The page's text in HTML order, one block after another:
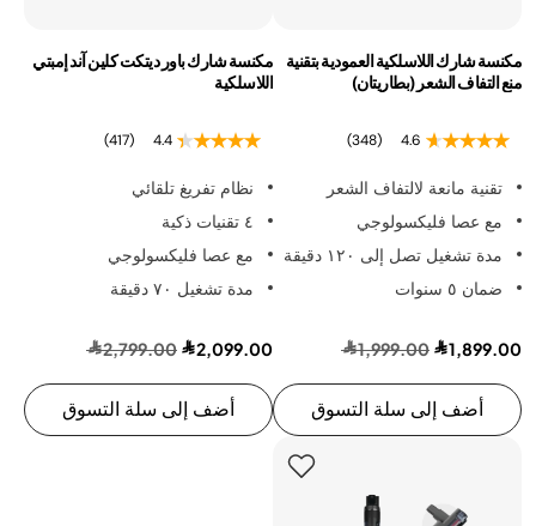
مكنسة شارك اللاسلكية العمودية بتقنية
منع التفاف الشعر (بطاريتان)
4.6
(348)
تقنية مانعة لالتفاف الشعر
مع عصا فليكسولوجي
مدة تشغيل تصل إلى ١٢٠ دقيقة
ضمان ٥ سنوات
1,899.00
1,999.00
أضف إلى سلة التسوق
مكنسة شارك باور ديتكت كلين آند إمبتي
اللاسلكية
4.4
(417)
نظام تفريغ تلقائي
٤ تقنيات ذكية
مع عصا فليكسولوجي
مدة تشغيل ٧٠ دقيقة
2,099.00
2,799.00
أضف إلى سلة التسوق